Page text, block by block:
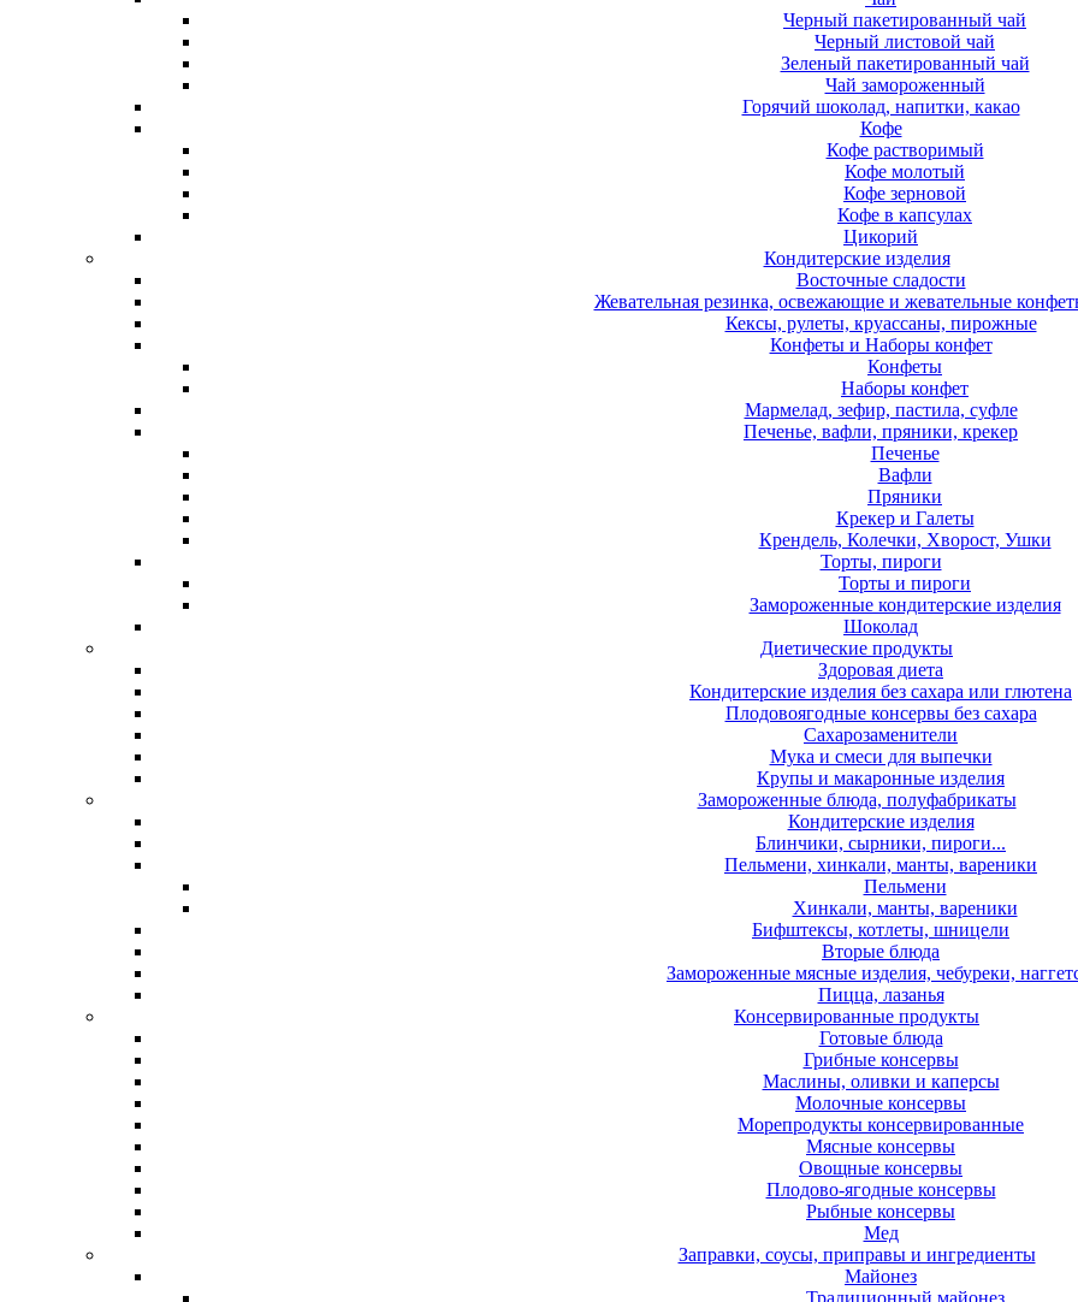
Черный пакетированный чай
Черный листовой чай
Зеленый пакетированный чай
Чай замороженный
Горячий шоколад, напитки, какао
Кофе
Кофе растворимый
Кофе молотый
Кофе зерновой
Кофе в капсулах
Цикорий
Кондитерские изделия
Восточные сладости
Жевательная резинка, освежающие и жевательные
Кексы, рулеты, круассаны, пирожные
Конфеты и Наборы конфет
Конфеты
Наборы конфет
Мармелад, зефир, пастила, суфле
Печенье, вафли, пряники, крекер
Печенье
Вафли
Пряники
Крекер и Галеты
Крендель, Колечки, Хворост, Ушки
Торты, пироги
Торты и пироги
Замороженные кондитерские изделия
Шоколад
Диетические продукты
Здоровая диета
Кондитерские изделия без сахара или глютена
Плодовоягодные консервы без сахара
Сахарозаменители
Мука и смеси для выпечки
Крупы и макаронные изделия
Замороженные блюда, полуфабрикаты
Кондитерские изделия
Блинчики, сырники, пироги...
Пельмени, хинкали, манты, вареники
Пельмени
Хинкали, манты, вареники
Бифштексы, котлеты, шницели
Вторые блюда
Замороженные мясные изделия, чебуреки,
Пицца, лазанья
Консервированные продукты
Готовые блюда
Грибные консервы
Маслины, оливки и каперсы
Молочные консервы
Морепродукты консервированные
Мясные консервы
Овощные консервы
Плодово-ягодные консервы
Рыбные консервы
Мед
Заправки, соусы, приправы и ингредиенты
Майонез
Традиционный майонез